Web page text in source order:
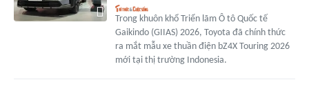
Trong khuôn khổ Triển lãm Ô tô Quốc tế
Gaikindo (GIIAS) 2026, Toyota đã chính thức
ra mắt mẫu xe thuần điện bZ4X Touring 2026
mới tại thị trường Indonesia.